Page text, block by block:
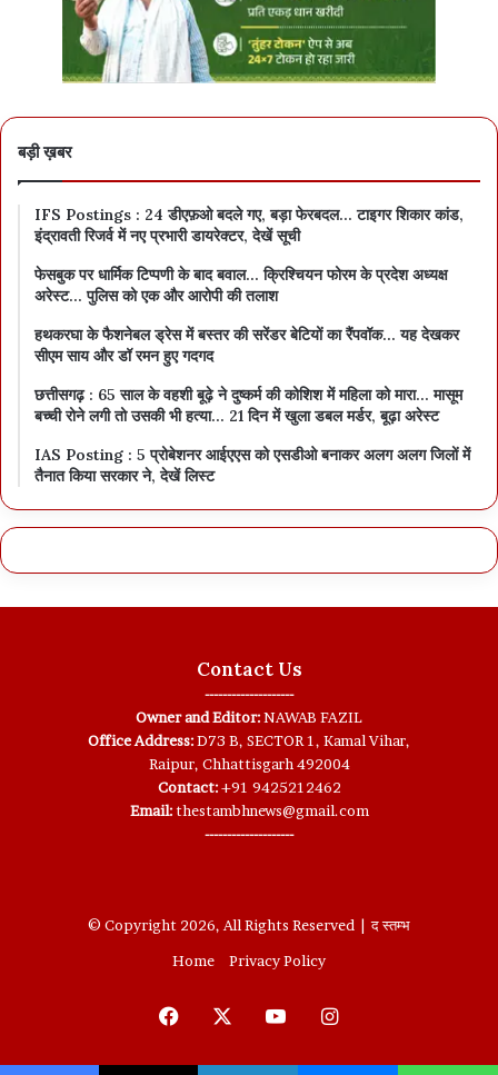
बड़ी ख़बर
IFS Postings : 24 डीएफ़ओ बदले गए, बड़ा फेरबदल… टाइगर शिकार कांड,
इंद्रावती रिजर्व में नए प्रभारी डायरेक्टर, देखें सूची
फेसबुक पर धार्मिक टिप्पणी के बाद बवाल… क्रिश्चियन फोरम के प्रदेश अध्यक्ष
अरेस्ट… पुलिस को एक और आरोपी की तलाश
हथकरघा के फैशनेबल ड्रेस में बस्तर की सरेंडर बेटियों का रैंपवॉक… यह देखकर
सीएम साय और डॉ रमन हुए गदगद
छत्तीसगढ़ : 65 साल के वहशी बूढ़े ने दुष्कर्म की कोशिश में महिला को मारा… मासूम
बच्ची रोने लगी तो उसकी भी हत्या… 21 दिन में खुला डबल मर्डर, बूढ़ा अरेस्ट
IAS Posting : 5 प्रोबेशनर आईएएस को एसडीओ बनाकर अलग अलग जिलों में
तैनात किया सरकार ने, देखें लिस्ट
Contact Us
--------------------
Owner and Editor:NAWAB FAZIL
Office Address:D73 B, SECTOR 1, Kamal Vihar,
Raipur, Chhattisgarh 492004
Contact:+91 9425212462
Email:thestambhnews@gmail.com
--------------------
© Copyright 2026, All Rights Reserved | द स्तम्भ
Home
Privacy Policy
Facebook YouTubeInstagram